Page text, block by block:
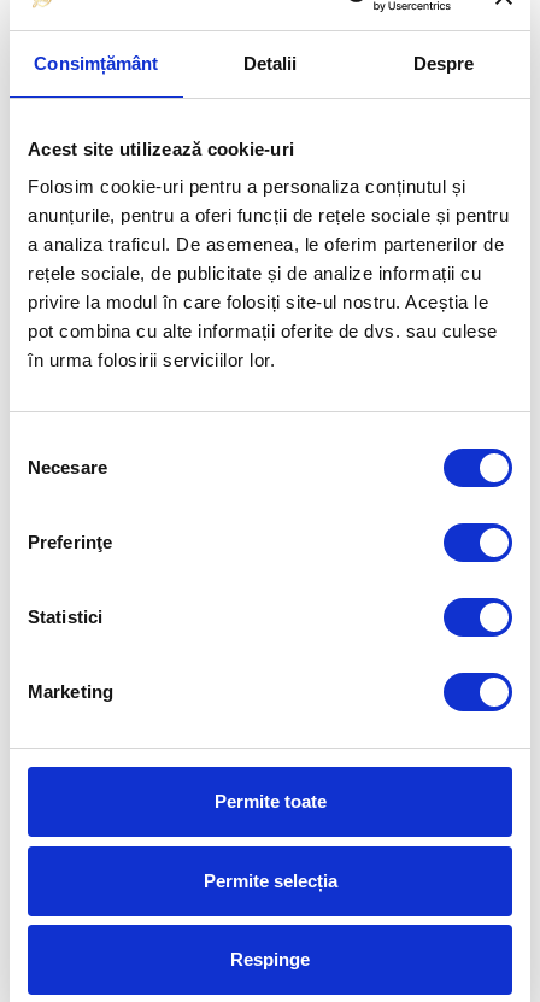
Consimțământ Detalii Despre
Acest site utilizează cookie-uri
Folosim cookie-uri pentru a personaliza conținutul și
anunțurile, pentru a oferi funcții de rețele sociale și pentru
a analiza traficul. De asemenea, le oferim partenerilor de
rețele sociale, de publicitate și de analize informații cu
privire la modul în care folosiți site-ul nostru. Aceștia le
pot combina cu alte informații oferite de dvs. sau culese
în urma folosirii serviciilor lor.
consimțământului
Necesare
Preferinţe
Statistici
Marketing
Permite toate
Permite selecția
Respinge
Tot o revanșă au avut de luat și băieții din echipajul de patru vâsle,
Florin Enache, Ioan Prundeanu, Andrei Cornea și Mihai Chiruță. Aceștia
s-au calificat în semifinale după locul 2 în serie, cu 5:49.89.
Azi sunt sferturi de finală pentru Mădălina Moroșan (simplu), Marius
Cozmiuc și Sergiu Bejan (dublu rame) și Cirprian Tudosă și Florin Arteni
(dublu vâsle).
Succes, tuturor!
Sursa: Comitetul Olimpic și Sportiv Român
Video: Prima Sport
Articolul precedent Articolul următor
5 ECHIPAJE ROMÂNEȘTI
CALIFICATE AZI LA JOCURILE
OLIMPICE DE LA PARIS 2024!
FUELLED BY